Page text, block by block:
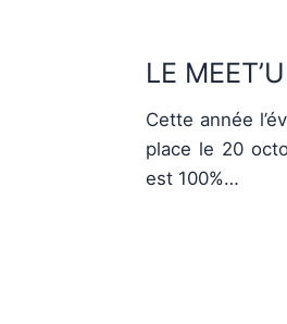
LE
Cette année
place le 20
est 100%…